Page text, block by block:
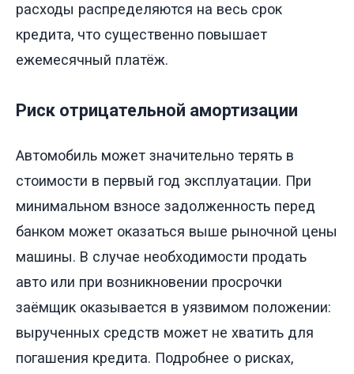
расходы распределяются на весь срок
кредита, что существенно повышает
ежемесячный платёж.
Риск отрицательной амортизации
Автомобиль может значительно терять в
стоимости в первый год эксплуатации. При
минимальном взносе задолженность перед
банком может оказаться выше рыночной цены
машины. В случае необходимости продать
авто или при возникновении просрочки
заёмщик оказывается в уязвимом положении:
вырученных средств может не хватить для
погашения кредита. Подробнее о рисках,